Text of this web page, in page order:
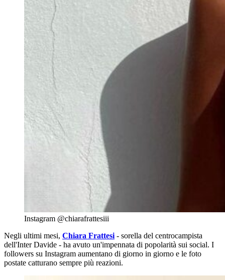
Instagram @chiarafrattesiii
Negli ultimi mesi, Chiara Frattesi - sorella del centrocampista
dell'Inter Davide - ha avuto un'impennata di popolarità sui social. I
followers su Instagram aumentano di giorno in giorno e le foto
postate catturano sempre più reazioni.